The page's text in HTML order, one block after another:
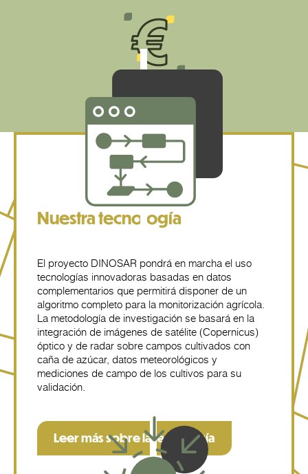
Presupuesto
1,5 millones de euros
Nuestra tecnología
El proyecto DINOSAR pondrá en marcha el uso
tecnologías innovadoras basadas en datos
complementarios que permitirá disponer de un
algoritmo completo para la monitorización agrícola.
La metodología de investigación se basará en la
integración de imágenes de satélite (Copernicus)
óptico y de radar sobre campos cultivados con
caña de azúcar, datos meteorológicos y
mediciones de campo de los cultivos para su
validación.
Leer más sobre la tecnología